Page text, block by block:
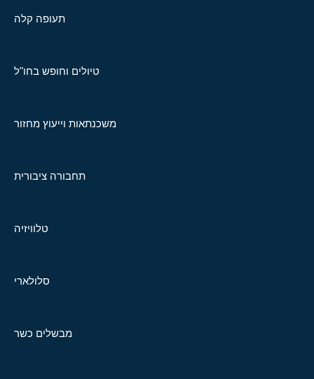
תעופה קלה
טיולים וחופש בחו"ל
משכנתאות וייעוץ מחזור
תחבורה ציבורית
טלוויזיה
סלולארי
מבשלים כשר